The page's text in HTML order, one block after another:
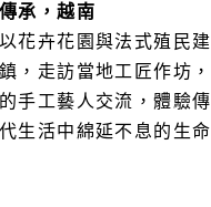
承，越南
花卉花園與法式殖民建
，走訪當地工匠作坊，
手工藝人交流，體驗傳
生活中綿延不息的生命